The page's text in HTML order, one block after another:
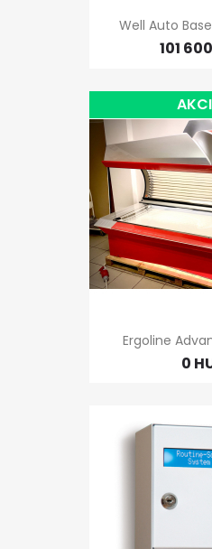
Well Auto
101
Ergoline
0